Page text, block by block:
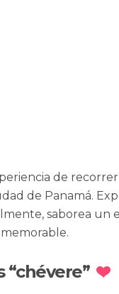
de
de Panamá.
saborea un
“chévere”